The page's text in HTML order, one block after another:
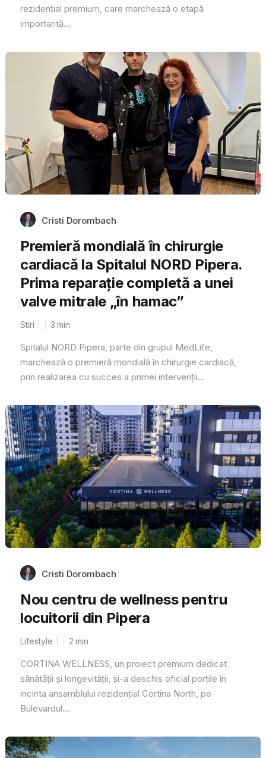
rezidențial premium, care marchează o etapă
importantă...
Cristi Dorombach
Premieră mondială în chirurgie
cardiacă la Spitalul NORD Pipera.
Prima reparație completă a unei
valve mitrale „în hamac”
Stiri 3 min
Spitalul NORD Pipera, parte din grupul MedLife,
marchează o premieră mondială în chirurgie cardiacă,
prin realizarea cu succes a primei intervenții...
Cristi Dorombach
Nou centru de wellness pentru
locuitorii din Pipera
Lifestyle 2 min
CORTINA WELLNESS, un proiect premium dedicat
sănătății și longevității, și-a deschis oficial porțile în
incinta ansamblului rezidențial Cortina North, pe
Bulevardul...